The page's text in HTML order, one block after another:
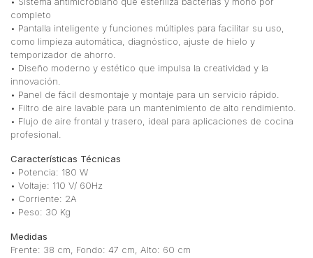
completo
• Pantalla inteligente y funciones múltiples para facilitar su uso,
como limpieza automática, diagnóstico, ajuste de hielo y
temporizador de ahorro.
• Diseño moderno y estético que impulsa la creatividad y la
innovación.
• Panel de fácil desmontaje y montaje para un servicio rápido.
• Filtro de aire lavable para un mantenimiento de alto rendimiento.
• Flujo de aire frontal y trasero, ideal para aplicaciones de cocina
profesional.
Características Técnicas
• Potencia: 180 W
• Voltaje: 110 V/ 60Hz
• Corriente: 2A
• Peso: 30 Kg
Medidas
Frente: 38 cm, Fondo: 47 cm, Alto: 60 cm